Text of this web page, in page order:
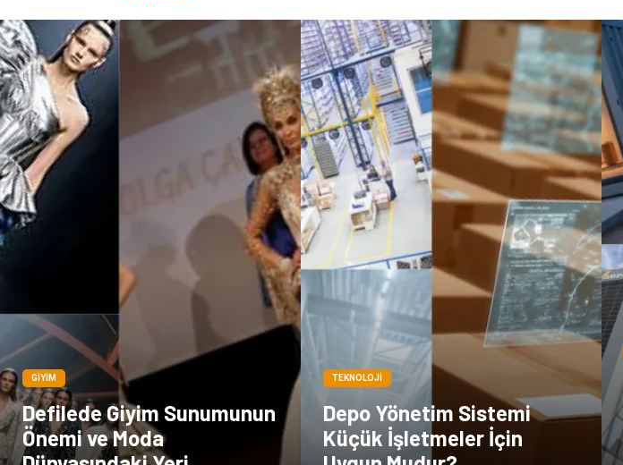
GIYIM
Defilede Giyim Sunumunun
Önemi ve Moda
TEKNOLOJI
Depo Yönetim Sistemi
Küçük İşletmeler İçin